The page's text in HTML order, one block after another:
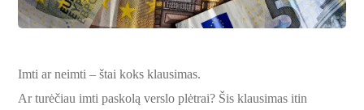
Imti ar neimti – štai koks klausimas.
Ar turėčiau imti paskolą verslo plėtrai? Šis klausimas itin